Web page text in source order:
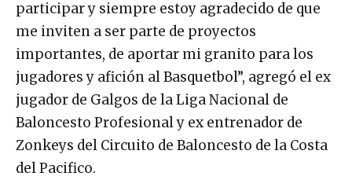
participar y siempre estoy agradecido de que
me inviten a ser parte de proyectos
importantes, de aportar mi granito para los
jugadores y afición al Basquetbol”, agregó el ex
jugador de Galgos de la Liga Nacional de
Baloncesto Profesional y ex entrenador de
Zonkeys del Circuito de Baloncesto de la Costa
del Pacifico.